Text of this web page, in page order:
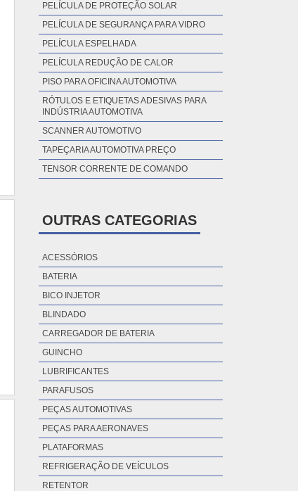
PELÍCULA DE PROTEÇÃO SOLAR
PELÍCULA DE SEGURANÇA PARA VIDRO
PELÍCULA ESPELHADA
PELÍCULA REDUÇÃO DE CALOR
PISO PARA OFICINA AUTOMOTIVA
RÓTULOS E ETIQUETAS ADESIVAS PARA
INDÚSTRIA AUTOMOTIVA
SCANNER AUTOMOTIVO
TAPEÇARIA AUTOMOTIVA PREÇO
TENSOR CORRENTE DE COMANDO
OUTRAS CATEGORIAS
ACESSÓRIOS
BATERIA
BICO INJETOR
BLINDADO
CARREGADOR DE BATERIA
GUINCHO
LUBRIFICANTES
PARAFUSOS
PEÇAS AUTOMOTIVAS
PEÇAS PARA AERONAVES
PLATAFORMAS
REFRIGERAÇÃO DE VEÍCULOS
RETENTOR